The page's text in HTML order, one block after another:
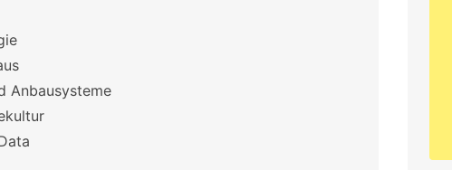
Anbausysteme